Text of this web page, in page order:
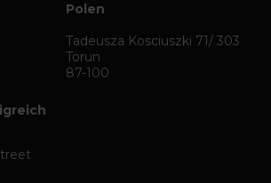
Polen
Tadeusza Kosciuszki 71/ 303
Torun
87-100